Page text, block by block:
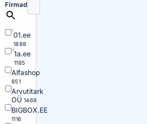
Firmad
01.ee
1888
1a.ee
1185
Alfashop
851
Arvutitark
OÜ 1469
BIGBOX.EE
1116